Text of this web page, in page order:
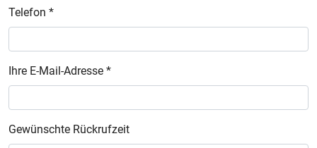
Telefon *
Ihre E-Mail-Adresse *
Gewünschte Rückrufzeit